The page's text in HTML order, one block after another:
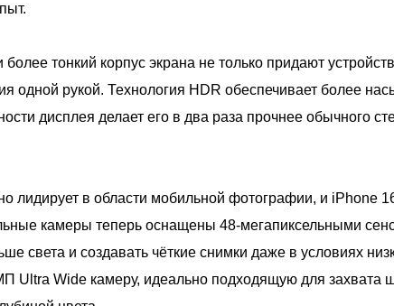
тонкий корпус экрана не только придают
одной рукой. Технология HDR обеспечивает более
дисплея делает его в два раза прочнее обычного
лидирует в области мобильной фотографии, и iPhone
камеры теперь оснащены 48-мегапиксельными
света и создавать чёткие снимки даже в условиях
Ultra Wide камеру, идеально подходящую для захвата